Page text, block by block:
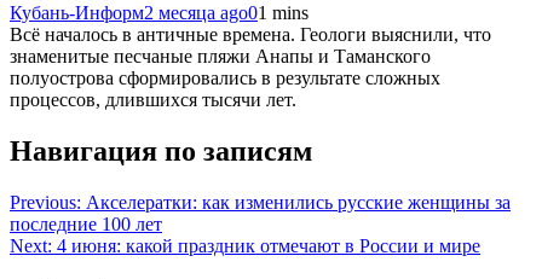
Кубань-Информ2 месяца ago01 mins
Всё началось в античные времена. Геологи выяснили, что
знаменитые песчаные пляжи Анапы и Таманского
полуострова сформировались в результате сложных
процессов, длившихся тысячи лет.
Навигация по записям
Previous: Акселератки: как изменились русские женщины за
последние 100 лет
Next: 4 июня: какой праздник отмечают в России и мире